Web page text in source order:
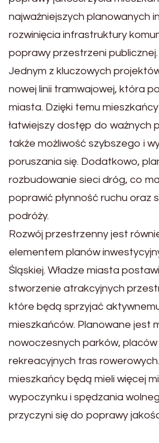
najważniejszych planowanych
rozwinięcia infrastruktury
poprawy przestrzeni publicznej.
Jednym z kluczowych
nowej linii tramwajowej, która
miasta. Dzięki temu
łatwiejszy dostęp do ważnych
także możliwość szybszego i
poruszania się. Dodatkowo,
rozbudowanie sieci dróg, co
poprawić płynność ruchu oraz
podróży.
Rozwój przestrzenny jest
elementem planów
Śląskiej. Władze miasta
stworzenie atrakcyjnych
które będą sprzyjać
mieszkańców. Planowane jest
nowoczesnych parków,
rekreacyjnych tras
mieszkańcy będą mieli więcej
wypoczynku i spędzania
przyczyni się do poprawy